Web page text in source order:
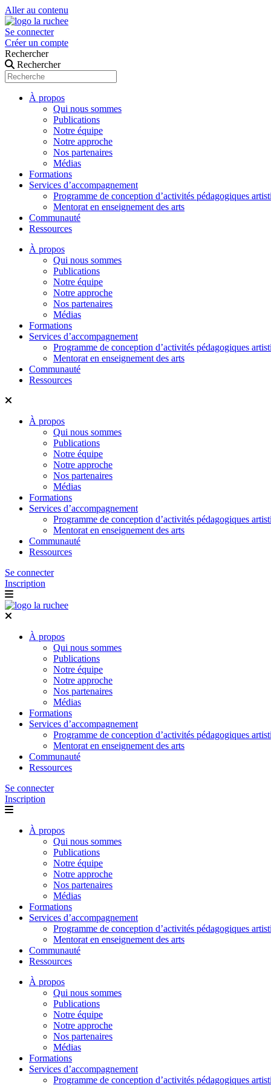
Aller au contenu
Se connecter
Créer un compte
Rechercher
Rechercher
À propos
Qui nous sommes
Publications
Notre équipe
Notre approche
Nos partenaires
Médias
Formations
Services d’accompagnement
Programme de conception d’activités pédagogiques
Mentorat en enseignement des arts
Communauté
Ressources
À propos
Qui nous sommes
Publications
Notre équipe
Notre approche
Nos partenaires
Médias
Formations
Services d’accompagnement
Programme de conception d’activités pédagogiques
Mentorat en enseignement des arts
Communauté
Ressources
À propos
Qui nous sommes
Publications
Notre équipe
Notre approche
Nos partenaires
Médias
Formations
Services d’accompagnement
Programme de conception d’activités pédagogiques
Mentorat en enseignement des arts
Communauté
Ressources
Se connecter
Inscription
À propos
Qui nous sommes
Publications
Notre équipe
Notre approche
Nos partenaires
Médias
Formations
Services d’accompagnement
Programme de conception d’activités pédagogiques
Mentorat en enseignement des arts
Communauté
Ressources
Se connecter
Inscription
À propos
Qui nous sommes
Publications
Notre équipe
Notre approche
Nos partenaires
Médias
Formations
Services d’accompagnement
Programme de conception d’activités pédagogiques
Mentorat en enseignement des arts
Communauté
Ressources
À propos
Qui nous sommes
Publications
Notre équipe
Notre approche
Nos partenaires
Médias
Formations
Services d’accompagnement
Programme de conception d’activités pédagogiques